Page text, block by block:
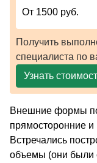
От 1500 руб.
Получить
специалиста по
Узнать
Внешние формы
прямосторонние
Встречались
объемы (они были